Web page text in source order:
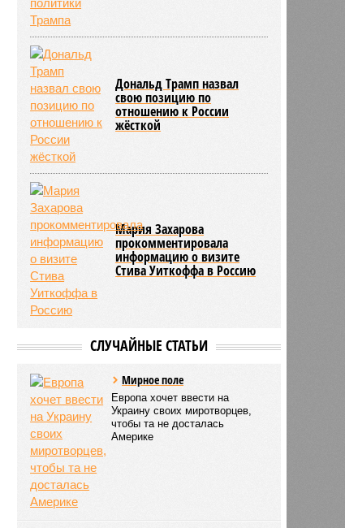
Дональд Трамп назвал
свою позицию по
отношению к России
жёсткой
Мария Захарова
прокомментировала
информацию о визите
Стива Уиткоффа в Россию
СЛУЧАЙНЫЕ СТАТЬИ
Мирное поле
Европа хочет ввести на
Украину своих миротворцев,
чтобы та не досталась
Америке